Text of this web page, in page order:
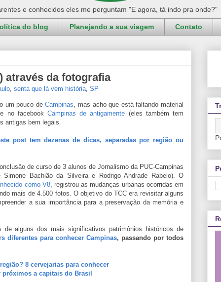
e conhecidos eles me perguntam "E agora, tá indo pra onde?"
do blog Planejando a sua viagem Contato
através da fotografia
senta que lá vem história SP
um pouco deCampinas , mas acho que está faltando material
no facebook Campinas de antigamente (eles também tem
antigas bem legais.
post tem dezenas de dicas, separadas por região ou
de curso de 3 alunos de Jornalismo da PUC-Campinas
Bachião da Silveira e Rodrigo Andrade Rabelo). O
como V8, registrou as mudanças urbanas ocorridas em
mais de 4.500 fotos. O objetivo do TCC era revisitar alguns
a sua importância para a preservação da memória e
de alguns dos mais significativos patrimônios históricos de
diferentes para conhecer Campinas, passando por todos
8 cervejarias para conhecer
a capitais do Brasil